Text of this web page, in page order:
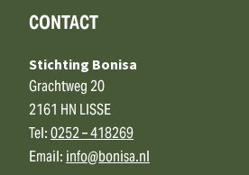
CONTACT
Stichting Bonisa
Grachtweg 20
2161 HN LISSE
Tel:0252 – 418269
Email:info@bonisa.nl